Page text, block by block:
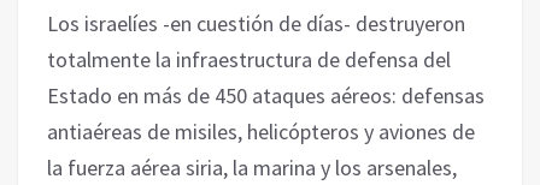
Los israelíes -en cuestión de días- destruyeron
totalmente la infraestructura de defensa del
Estado en más de 450 ataques aéreos: defensas
antiaéreas de misiles, helicópteros y aviones de
la fuerza aérea siria, la marina y los arsenales,